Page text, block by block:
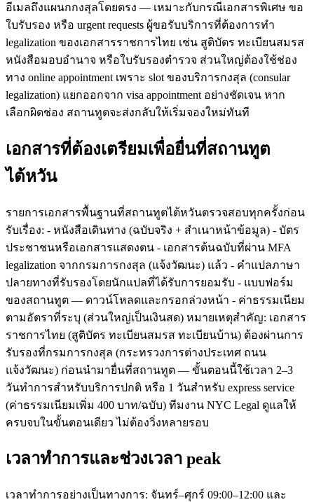
อีเมลถึงแผนกกงสุลโดยตรง — เหมาะกับกรณีเอกสารพิเศษ ขอ
ใบรับรอง หรือ urgent requests ผู้ขอรับบริการที่ต้องการทำ
legalization ของเอกสารราชการไทย เช่น สูติบัตร ทะเบียนสมรส
หนังสือมอบอำนาจ หรือใบรับรองตำรวจ ส่วนใหญ่ต้องใช้ช่อง
ทาง online appointment เพราะ slot ของบริการกงสุล (consular
legalization) แยกออกจาก visa appointment อย่างชัดเจน หาก
เลือกผิดช่อง สถานทูตจะส่งกลับให้เริ่มจองใหม่ทันที
เอกสารที่ต้องเตรียมเพื่อยื่นที่สถานทูต
ไต้หวัน
รายการเอกสารพื้นฐานที่สถานทูตไต้หวันตรวจสอบทุกครั้งก่อน
รับเรื่อง: - หนังสือเดินทาง (ฉบับจริง + สำเนาหน้าข้อมูล) - บัตร
ประชาชนหรือเอกสารแสดงตน - เอกสารต้นฉบับที่ผ่าน MFA
legalization จากกรมการกงสุล (แจ้งวัฒนะ) แล้ว - คำแปลภาษา
ปลายทางที่รับรองโดยนักแปลที่ได้รับการยอมรับ - แบบฟอร์ม
ของสถานทูต — ดาวน์โหลดและกรอกล่วงหน้า - ค่าธรรมเนียม
ตามอัตราที่ระบุ (ส่วนใหญ่เป็นเงินสด) หมายเหตุสำคัญ: เอกสาร
ราชการไทย (สูติบัตร ทะเบียนสมรส ทะเบียนบ้าน) ต้องผ่านการ
รับรองที่กรมการกงสุล (กระทรวงการต่างประเทศ ถนน
แจ้งวัฒนะ) ก่อนนำมายื่นที่สถานทูต — ขั้นตอนนี้ใช้เวลา 2–3
วันทำการสำหรับบริการปกติ หรือ 1 วันสำหรับ express service
(ค่าธรรมเนียมเพิ่ม 400 บาท/ฉบับ) ทีมงาน NYC Legal ดูแลให้
ครบจบในขั้นตอนเดียว ไม่ต้องวิ่งหลายรอบ
เวลาทำการและช่วงเวลา peak
เวลาทำการอย่างเป็นทางการ: จันทร์–ศุกร์ 09:00–12:00 และ